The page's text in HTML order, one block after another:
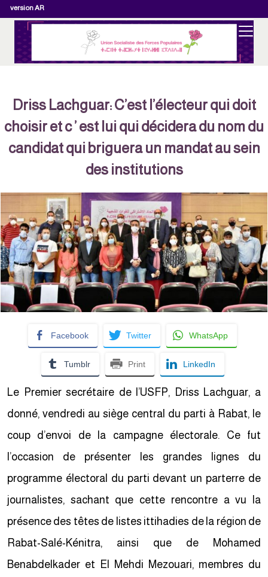
version AR
Driss Lachguar: C’est l’électeur qui doit
choisir et c ’ est lui qui décidera du nom du
candidat qui briguera un mandat au sein
des institutions
Facebook Twitter WhatsApp
Tumblr Print LinkedIn
Le Premier secrétaire de l’USFP, Driss Lachguar, a
donné, vendredi au siège central du parti à Rabat, le
coup d’envoi de la campagne électorale. Ce fut
l’occasion de présenter les grandes lignes du
programme électoral du parti devant un parterre de
journalistes, sachant que cette rencontre a vu la
présence des têtes de listes ittihadies de la région de
Rabat-Salé-Kénitra, ainsi que de Mohamed
Benabdelkader et El Mehdi Mezouari, membres du